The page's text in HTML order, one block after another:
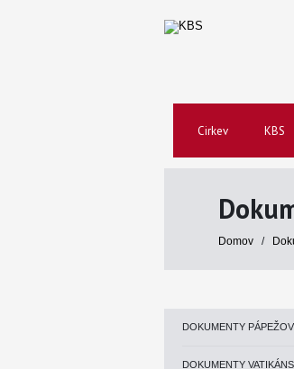
Cirkev KBS
Domov /
DOKUMENTY PÁPEŽOV
DOKUMENTY